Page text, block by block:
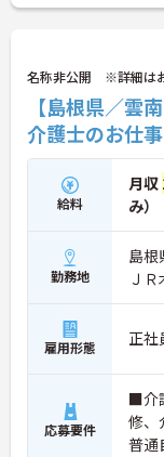
名称非公開 ※詳細は
【島根県／雲
介護士のお仕
給料
月収
み）
勤務地
島根
Ｊ
雇用形態 正社
応募要件
■介
修、
普通